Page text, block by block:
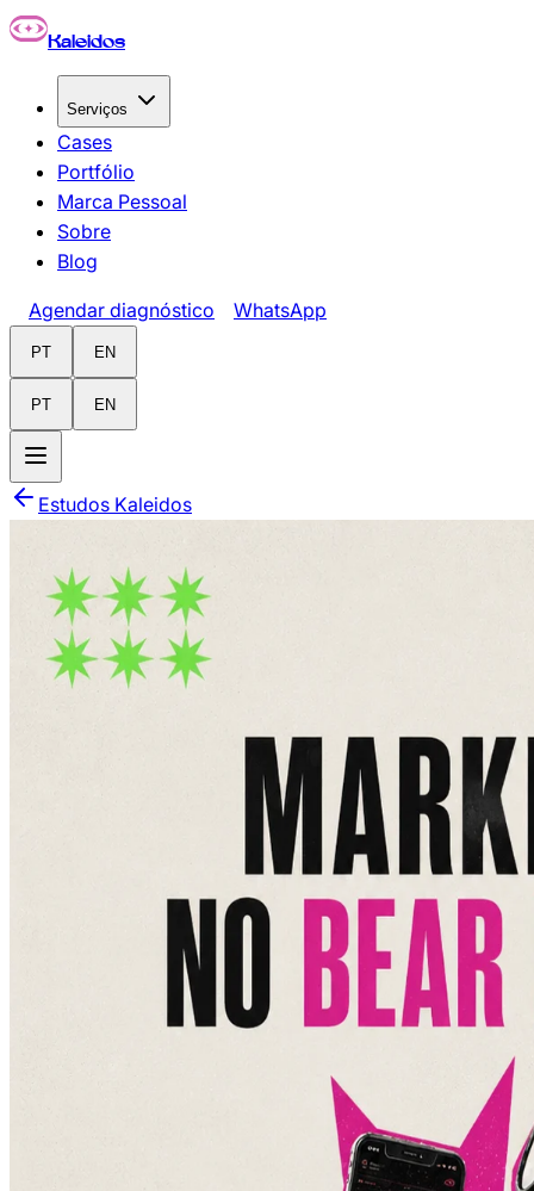
Pular para o conteúdo principal
Kaleidos
Serviços
Cases
Portfólio
Marca Pessoal
Sobre
Blog
Agendar diagnóstico WhatsApp
PT EN
PT EN
Estudos Kaleidos